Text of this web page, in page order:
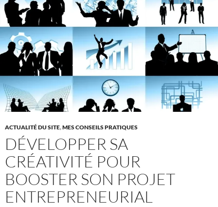
ACTUALITÉ DU SITE,MES CONSEILS PRATIQUES
DÉVELOPPER SA
CRÉATIVITÉ POUR
BOOSTER SON PROJET
ENTREPRENEURIAL